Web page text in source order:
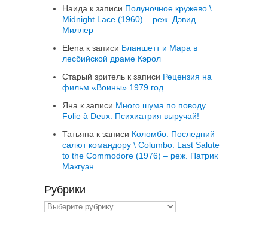
Наида к записи Полуночное кружево \
Midnight Lace (1960) – реж. Дэвид
Миллер
Elena к записи Бланшетт и Мара в
лесбийской драме Кэрол
Старый зритель к записи Рецензия на
фильм «Воины» 1979 год.
Яна к записи Много шума по поводу
Folie à Deux. Психиатрия выручай!
Татьяна к записи Коломбо: Последний
салют командору \ Columbo: Last Salute
to the Commodore (1976) – реж. Патрик
Макгуэн
Рубрики
Рубрики